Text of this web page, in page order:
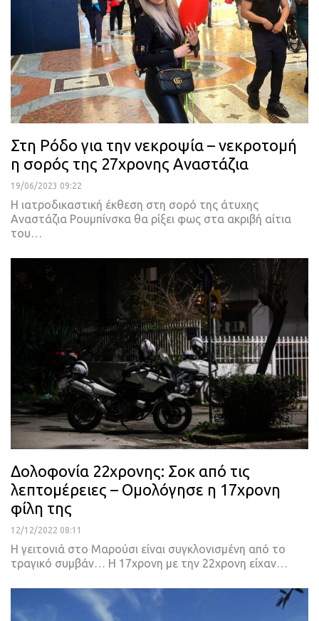
Στη Ρόδο για την νεκροψία – νεκροτομή
η σορός της 27χρονης Αναστάζια
19/06/2023 09:22
Η ιατροδικαστική έκθεση στη σορό της άτυχης
Αναστάζια Ρουμπίνσκα θα ρίξει φως στα ακριβή αίτια
του…
Δολοφονία 22χρονης: Σοκ από τις
λεπτομέρειες – Ομολόγησε η 17χρονη
φίλη της
12/12/2022 08:11
Η γειτονιά στο Μαρούσι είναι συγκλονισμένη από το
τραγικό συμβάν… Η 17χρονη με την 22χρονη είχαν